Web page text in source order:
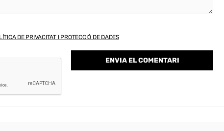
DE PRIVACITAT I PROTECCIÓ DE DADES